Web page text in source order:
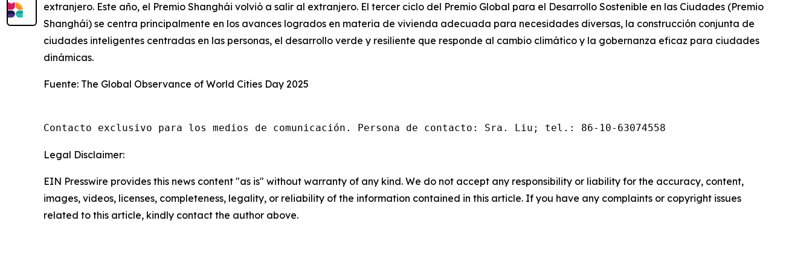
extranjero. Este año, el Premio Shanghái volvió a salir al extranjero. El tercer ciclo del Premio Global para el Desarrollo Sostenible en las Ciudades (Premio
Shanghái) se centra principalmente en los avances logrados en materia de vivienda adecuada para necesidades diversas, la construcción conjunta de
ciudades inteligentes centradas en las personas, el desarrollo verde y resiliente que responde al cambio climático y la gobernanza eficaz para ciudades
dinámicas.
Fuente: The Global Observance of World Cities Day 2025
Contacto exclusivo para los medios de comunicación. Persona de contacto: Sra. Liu; tel.: 86-10-63074558
Legal Disclaimer:
EIN Presswire provides this news content "as is" without warranty of any kind. We do not accept any responsibility or liability for the accuracy, content,
images, videos, licenses, completeness, legality, or reliability of the information contained in this article. If you have any complaints or copyright issues
related to this article, kindly contact the author above.